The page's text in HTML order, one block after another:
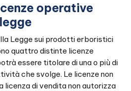
operative
Legge sui prodotti erboristici
quattro distinte licenze
essere titolare di una o più di
che svolge. Le licenze non
licenza di vendita non autorizza